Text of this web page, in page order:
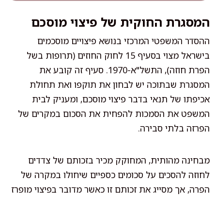
המסגרת החוקית של פיצוי מוסכם
ההסדר המשפטי המרכזי בנושא פיצויים מוסכמים
בישראל מצוי בסעיף 15 לחוק החוזים (תרופות בשל
הפרת חוזה), התשל"א-1970. סעיף זה קובע את
המסגרת שבתוכה יש לבחון את תוקפו ואת תחולת
אכיפתו של תנאי בדבר פיצוי מוסכם, ומעניק לבית
המשפט את הסמכות להפחית את הסכום במקרים של
הפרזה בלתי סבירה.
מבחינה מהותית, המחוקק מכיר בזכותם של צדדים
לחוזה להסכים על סכומים כספיים שיחולו במקרה של
הפרה, אך מסייג את זכותם זו כאשר מדובר בפיצוי מופרז